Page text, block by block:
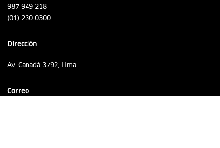
987 949 218
(01) 230 0300
Dirección
Av. Canadá 3792, Lima
Correo